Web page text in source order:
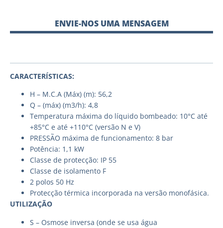
ENVIE-NOS UMA MENSAGEM
CARACTERÍSTICAS:
H – M.C.A (Máx) (m): 56,2
Q – (máx) (m3/h): 4,8
Temperatura máxima do líquido bombeado: 10°C até
+85°C e até +110°C (versão N e V)
PRESSÃO máxima de funcionamento: 8 bar
Potência: 1,1 kW
Classe de protecção: IP 55
Classe de isolamento F
2 polos 50 Hz
Protecção térmica incorporada na versão monofásica.
UTILIZAÇÃO
S – Osmose inversa (onde se usa água